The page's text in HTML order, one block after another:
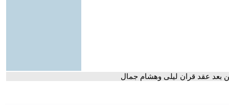
بعد عقد قران ليلى وهشام جمال